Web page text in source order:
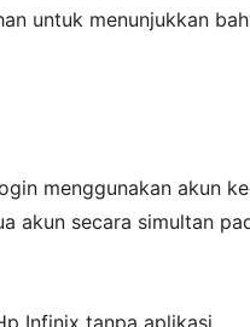
untuk menunjukkan
menggunakan akun
akun secara simultan
Infinix tanpa aplikasi